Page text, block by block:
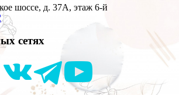
шоссе, д. 37А, этаж 6-й
сетях